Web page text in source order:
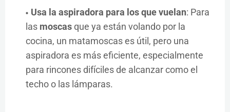
Usa la aspiradora para los que vuelan: Para
las moscasque ya están volando por la
cocina, un matamoscas es útil, pero una
aspiradora es más eficiente, especialmente
para rincones difíciles de alcanzar como el
techo o las lámparas.